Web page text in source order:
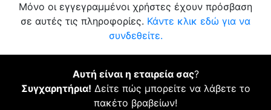
Μόνο οι εγγεγραμμένοι χρήστες έχουν πρόσβαση
σε αυτές τις πληροφορίες. Κάντε κλικ εδώ για να
συνδεθείτε.
Αυτή είναι η εταιρεία σας?
Συγχαρητήρια! Δείτε πώς μπορείτε να λάβετε το
πακέτο βραβείων!